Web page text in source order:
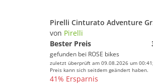
von Pirelli
Bester Preis
gefunden bei ROSE bikes
zuletzt überprüft am 09.08.2026 um
Preis kann sich seitdem geändert haben.
41% Ersparnis